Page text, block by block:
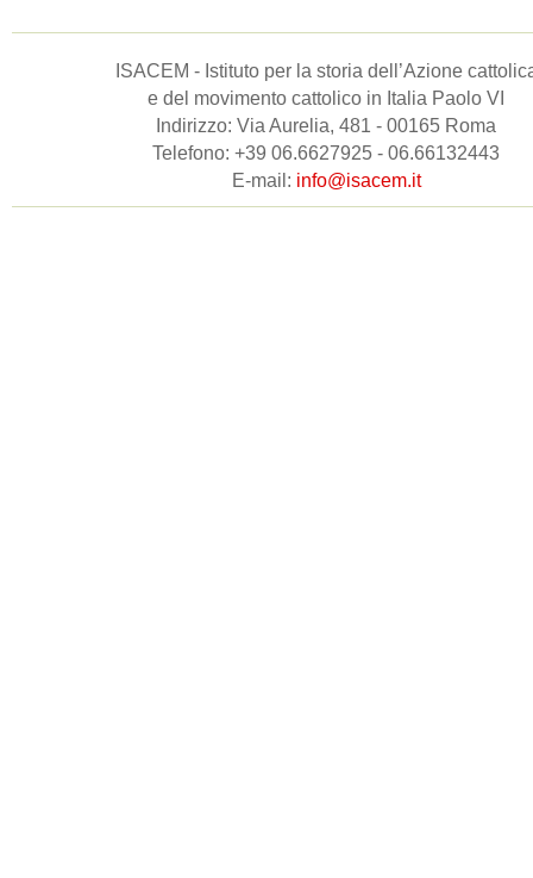
ISACEM - Istituto per la storia dell’Azione
e del movimento cattolico in Italia Paolo VI
Indirizzo: Via Aurelia, 481 - 00165 Roma
Telefono: +39 06.6627925 - 06.66132443
E-mail: info@isacem.it